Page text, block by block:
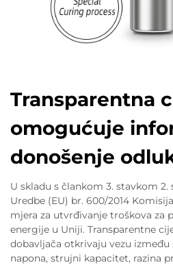
Transparentna
omogućuje
donošenje
U skladu s člankom 3. stavkom
Uredbe (EU) br. 600/2014
mjera za utvrđivanje troškova za
energije u Uniji. Transparentne
dobavljača otkrivaju vezu između
napona, strujni kapacitet, razina